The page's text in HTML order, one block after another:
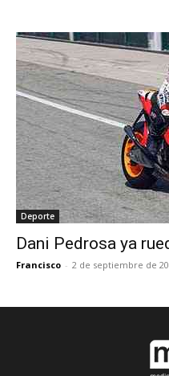
Deporte
Dani Pedrosa ya
Francisco - 2 de septiembre de